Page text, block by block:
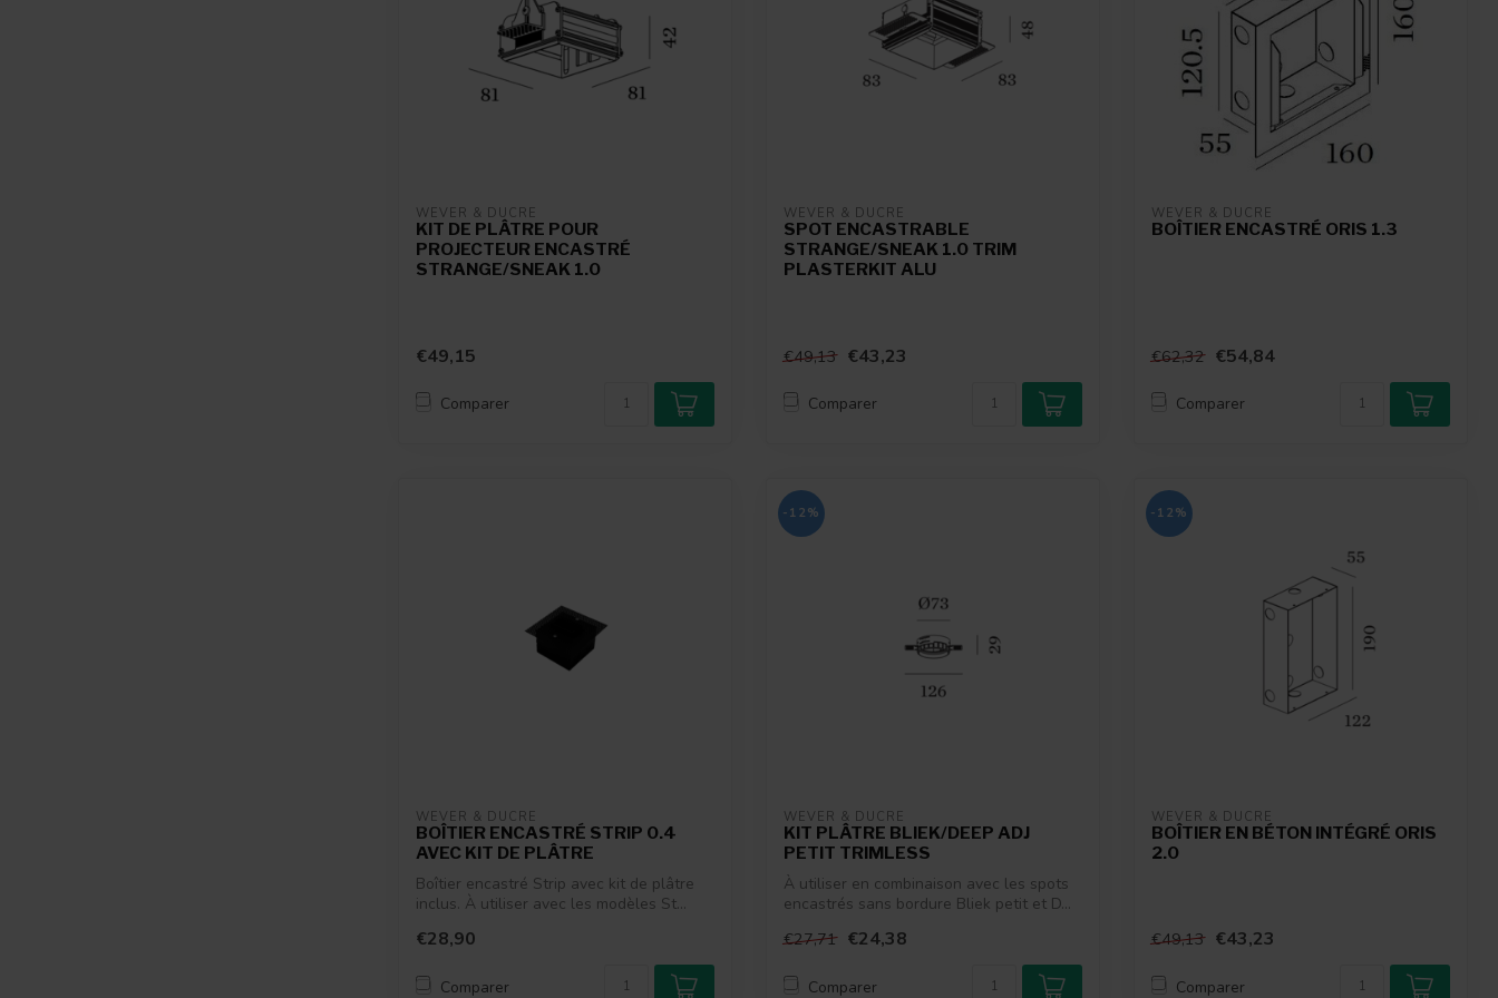
WEVER & DUCRÉ
KIT DE PLÂTRE POUR
PROJECTEUR ENCASTRÉ
STRANGE/SNEAK 1.0
€49,15
Comparer
WEVER & DUCRÉ
SPOT ENCASTRABLE
STRANGE/SNEAK 1.0 TRIM
PLASTERKIT ALU
€49,13 €43,23
Comparer
WEVER & DUCRÉ
BOÎTIER ENCASTRÉ ORIS 1.3
€62,32 €54,84
Comparer
WEVER & DUCRÉ
BOÎTIER ENCASTRÉ STRIP 0.4
AVEC KIT DE PLÂTRE
Boîtier encastré Strip avec kit de plâtre
inclus. À utiliser avec les modèles St...
€28,90
Comparer
-12%
WEVER & DUCRÉ
KIT PLÂTRE BLIEK/DEEP ADJ
PETIT TRIMLESS
À utiliser en combinaison avec les spots
encastrés sans bordure Bliek petit et D...
€27,71 €24,38
Comparer
-12%
WEVER & DUCRÉ
BOÎTIER EN BÉTON INTÉGRÉ ORIS
2.0
€49,13 €43,23
Comparer